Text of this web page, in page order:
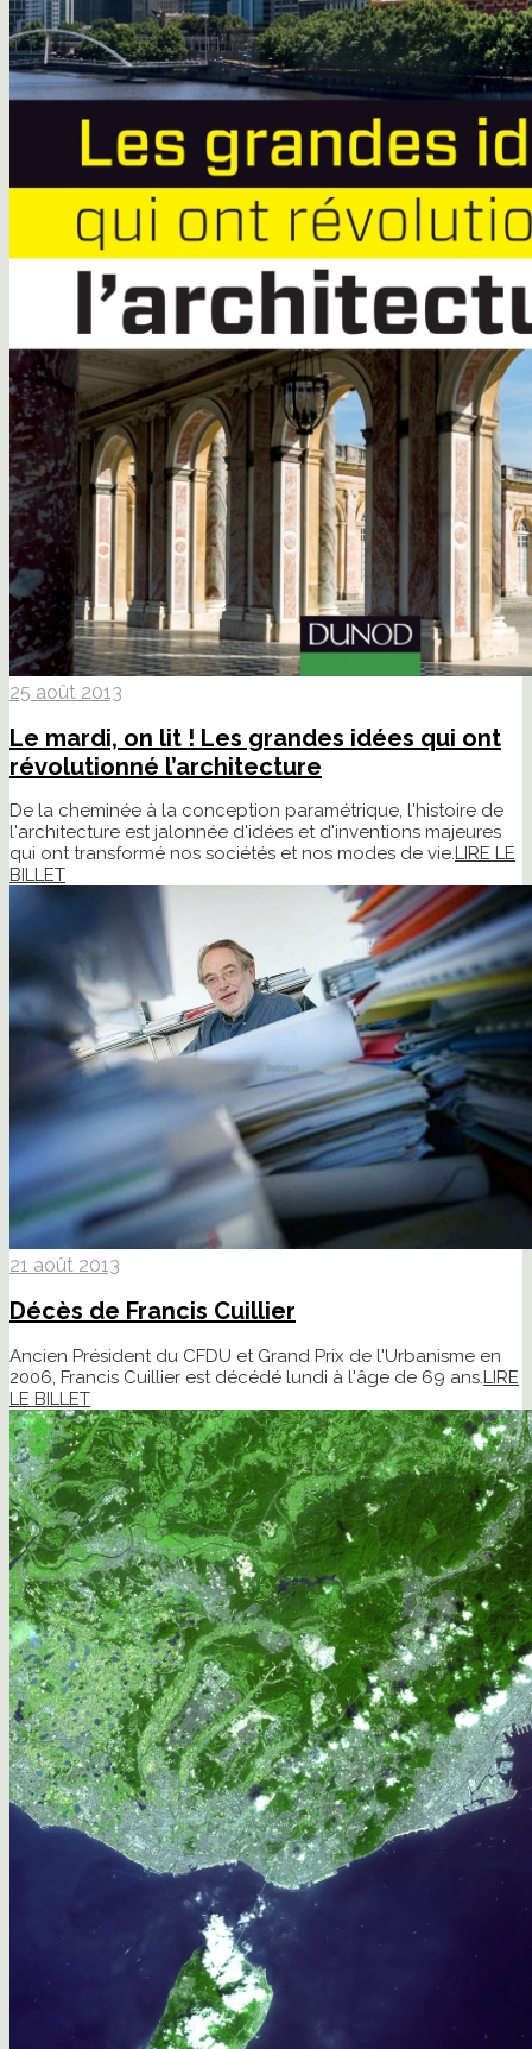
25 août 2013
Le mardi, on lit ! Les grandes idées qui ont
révolutionné l’architecture
De la cheminée à la conception paramétrique, l'histoire de
l'architecture est jalonnée d'idées et d'inventions majeures
qui ont transformé nos sociétés et nos modes de vie.LIRE LE
BILLET
21 août 2013
Décès de Francis Cuillier
Ancien Président du CFDU et Grand Prix de l'Urbanisme en
2006, Francis Cuillier est décédé lundi à l'âge de 69 ans. LIRE
LE BILLET